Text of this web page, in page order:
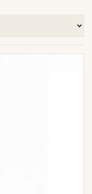
grâce à
le cuir à
:
Notre l
riche b
le
votre